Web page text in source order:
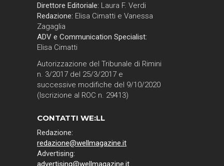
Direttore Editoriale: Laura F. Verdi
Redazione: Elisa Cimatti e Vanessa
Zagaglia
ADV e Communication Specialist:
Elisa Cimatti
Autorizzazione del Tribunale di Rimini
n. 3/2017 del 25/3/2017 e
successive modifiche del 9/10/2020
(Iscrizione al ROC n. 29413)
CONTATTI WE:LL
Redazione:
redazione@wellmagazine.it
Advertising:
advertising@wellmagazine.it